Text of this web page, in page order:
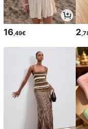
16,49€ 2